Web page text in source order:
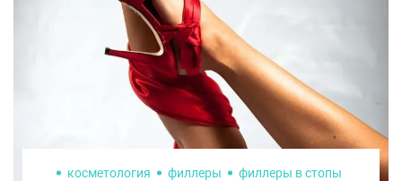
косметология филлеры
филлеры в стопы